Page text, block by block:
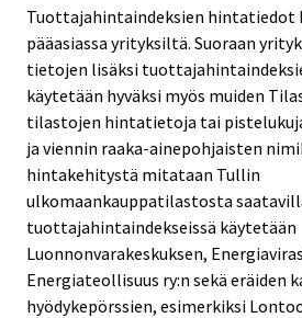
Tuottajahintaindeksien hintatiedot
pääasiassa yrityksiltä. Suoraan
tietojen lisäksi
käytetään hyväksi myös muiden
tilastojen hintatietoja tai
ja viennin raaka-ainepohjaisten
hintakehitystä mitataan Tullin
ulkomaankauppatilastosta
tuottajahintaindekseissä käytetään
Luonnonvarakeskuksen,
Energiateollisuus ry:n sekä eräiden
hyödykepörssien, esimerkiksi